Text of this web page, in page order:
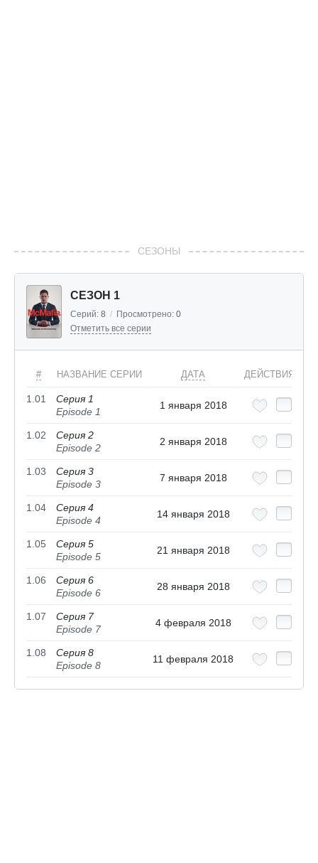
СЕЗОНЫ
СЕЗОН 1
Серий: 8 / Просмотрено: 0
Отметить все серии
# НАЗВАНИЕ СЕРИИ ДАТА ДЕЙСТВИЯ
1.01
Серия 1
Episode 1
1 января 2018
1.02
Серия 2
Episode 2
2 января 2018
1.03
Серия 3
Episode 3
7 января 2018
1.04
Серия 4
Episode 4
14 января 2018
1.05
Серия 5
Episode 5
21 января 2018
1.06
Серия 6
Episode 6
28 января 2018
1.07
Серия 7
Episode 7
4 февраля 2018
1.08
Серия 8
Episode 8
11 февраля 2018